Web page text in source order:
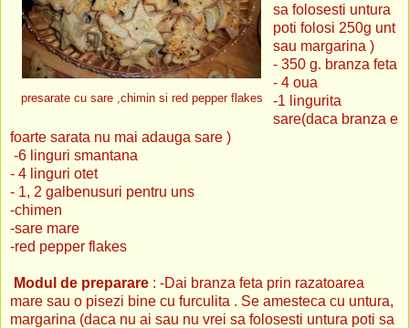
presarate cu sare ,chimin si red pepper flakes
sa folosesti untura
poti folosi 250g unt
sau margarina )
- 350 g. branza feta
- 4 oua
-1 lingurita
sare(daca branza e
foarte sarata nu mai adauga sare )
-6 linguri smantana
- 4 linguri otet
- 1, 2 galbenusuri pentru uns
-chimen
-sare mare
-red pepper flakes
Modul de preparare : -Dai branza feta prin razatoarea
mare sau o pisezi bine cu furculita . Se amesteca cu untura,
margarina (daca nu ai sau nu vrei sa folosesti untura poti sa